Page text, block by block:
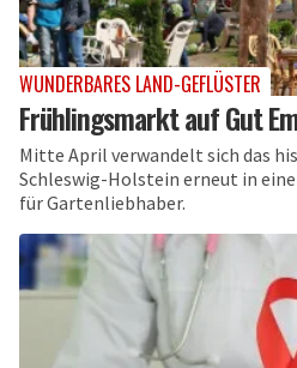
WUNDERBARES LAND-GEFLÜSTER
Frühlingsmarkt auf Gut
Mitte April verwandelt sich das
Schleswig-Holstein erneut in
für Gartenliebhaber.